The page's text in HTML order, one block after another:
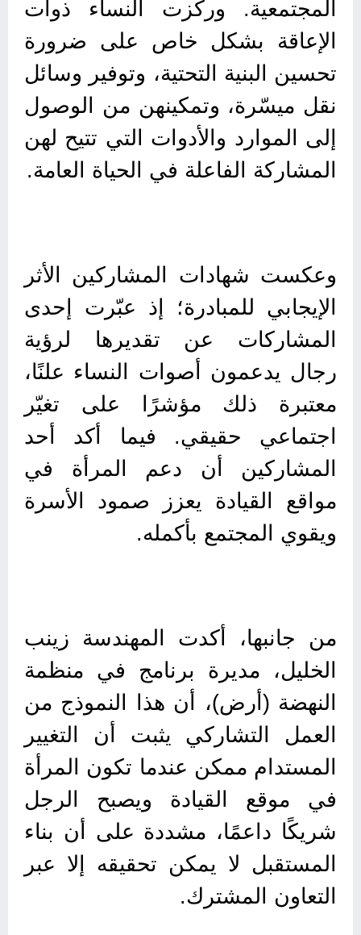
المجتمعية. وركّزت النساء ذوات
الإعاقة بشكل خاص على ضرورة
تحسين البنية التحتية، وتوفير وسائل
نقل ميسّرة، وتمكينهن من الوصول
إلى الموارد والأدوات التي تتيح لهن
المشاركة الفاعلة في الحياة العامة.
وعكست شهادات المشاركين الأثر
الإيجابي للمبادرة؛ إذ عبّرت إحدى
المشاركات عن تقديرها لرؤية
رجال يدعمون أصوات النساء علنًا،
معتبرة ذلك مؤشرًا على تغيّر
اجتماعي حقيقي. فيما أكد أحد
المشاركين أن دعم المرأة في
مواقع القيادة يعزز صمود الأسرة
ويقوي المجتمع بأكمله.
من جانبها، أكدت المهندسة زينب
الخليل، مديرة برنامج في منظمة
النهضة (أرض)، أن هذا النموذج من
العمل التشاركي يثبت أن التغيير
المستدام ممكن عندما تكون المرأة
في موقع القيادة ويصبح الرجل
شريكًا داعمًا، مشددة على أن بناء
المستقبل لا يمكن تحقيقه إلا عبر
التعاون المشترك.